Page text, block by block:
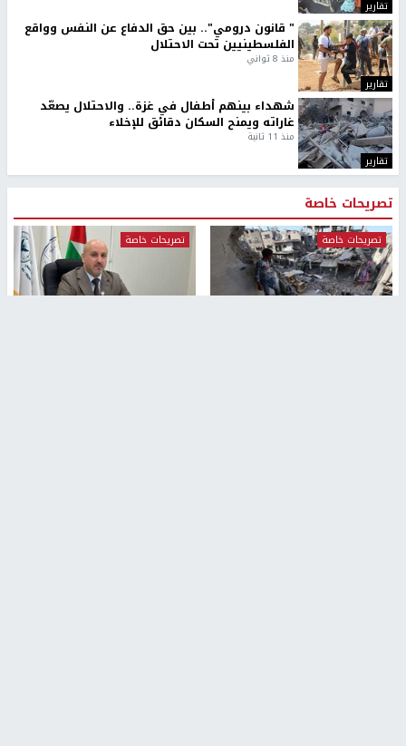
تقارير
تقارير
" قانون درومي".. بين حق الدفاع عن النفس وواقع
الفلسطينيين تحت الاحتلال
منذ 8 ثواني
تقارير
شهداء بينهم أطفال في غزة.. والاحتلال يصعّد
غاراته ويمنح السكان دقائق للإخلاء
منذ 11 ثانية
تصريحات خاصة
تصريحات خاصة تصريحات خاصة